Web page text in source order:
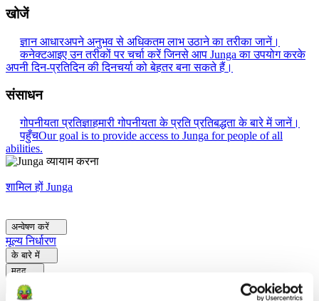
खोजें
ज्ञान आधारअपने अनुभव से अधिकतम लाभ उठाने का तरीका जानें।
कनेक्टआइए उन तरीकों पर चर्चा करें जिनसे आप Junga का उपयोग करके
अपनी दिन-प्रतिदिन की दिनचर्या को बेहतर बना सकते हैं।
संसाधन
गोपनीयता प्रतिज्ञाहमारी गोपनीयता के प्रति प्रतिबद्धता के बारे में जानें।
पहुँचOur goal is to provide access to Junga for people of all
abilities.
शामिल हों Junga
अन्वेषण करें
मूल्य निर्धारण
के बारे में
मदद
वापस जाओ